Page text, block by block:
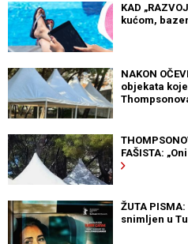
KAD
kućom,
NAKON
objekata
FAŠISTA:
ŽUTA
snimljen u